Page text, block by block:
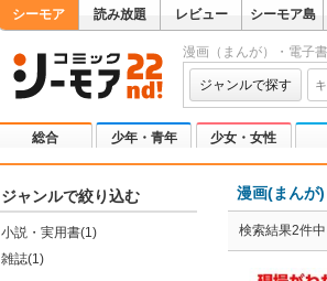
シーモア 読み放題 レビュー シーモア島
漫画（まんが）・電子
ジャンルで探す
総合 少年・青年 少女・女性
ジャンルで絞り込む
小説・実用書(1)
雑誌(1)
漫画(まんが
検索結果2件